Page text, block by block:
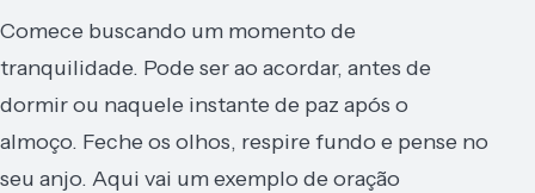
Comece buscando um momento de
tranquilidade. Pode ser ao acordar, antes de
dormir ou naquele instante de paz após o
almoço. Feche os olhos, respire fundo e pense no
seu anjo. Aqui vai um exemplo de oração